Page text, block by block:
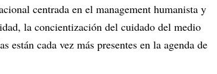
centrada en el management humanista y
la concientización del cuidado del medio
cada vez más presentes en la agenda de